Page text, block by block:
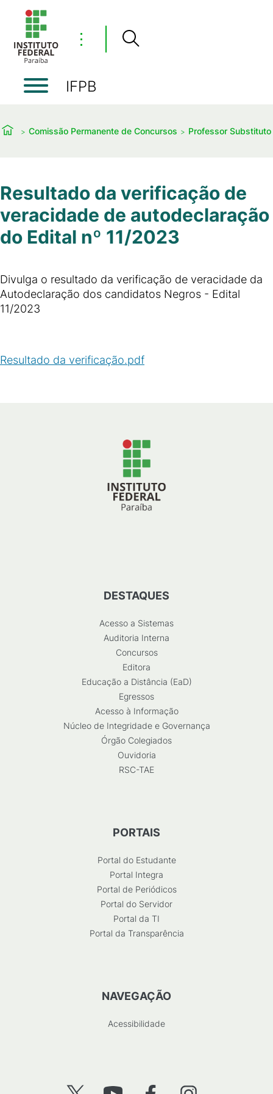
⋮
IFPB
Comissão Permanente de Concursos Professor Substituto
Resultado da verificação de
veracidade de autodeclaração
do Edital nº 11/2023
Divulga o resultado da verificação de veracidade da
Autodeclaração dos candidatos Negros - Edital
11/2023
Resultado da verificação.pdf
DESTAQUES
Acesso a Sistemas
Auditoria Interna
Concursos
Editora
Educação a Distância (EaD)
Egressos
Acesso à Informação
Núcleo de Integridade e Governança
Órgão Colegiados
Ouvidoria
RSC-TAE
PORTAIS
Portal do Estudante
Portal Integra
Portal de Periódicos
Portal do Servidor
Portal da TI
Portal da Transparência
NAVEGAÇÃO
Acessibilidade